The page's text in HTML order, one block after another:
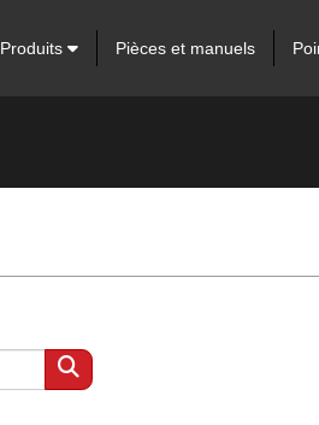
Produits Pièces et manuels